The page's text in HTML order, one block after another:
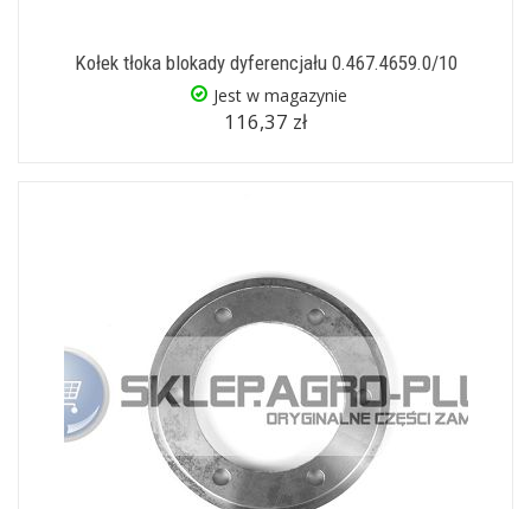
Kołek tłoka blokady dyferencjału 0.467.4659.0/10
Jest w magazynie
116,37 zł